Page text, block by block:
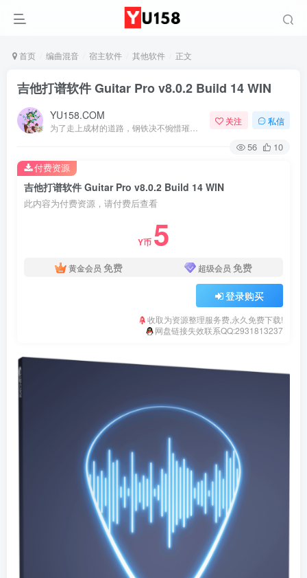
首页 编曲混音 宿主软件 其他软件 正文
吉他打谱软件 Guitar Pro v8.0.2 Build 14 WIN
YU158.COM 关注 私信
56 10
吉他打谱软件 Guitar Pro v8.0.2 Build 14 WIN
此内容为付费资源，请付费后查看
Y币 5
黄金会员 免费 超级会员 免费
登录购买
收取为资源整理服务费,永久免费下载!
网盘链接失效联系QQ:2931813237
付费资源